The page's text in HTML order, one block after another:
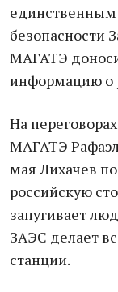
безопасности
МАГАТЭ
информацию о
На
МАГАТЭ
мая Лихачев
российскую
запугивает
ЗАЭС делает
станции.